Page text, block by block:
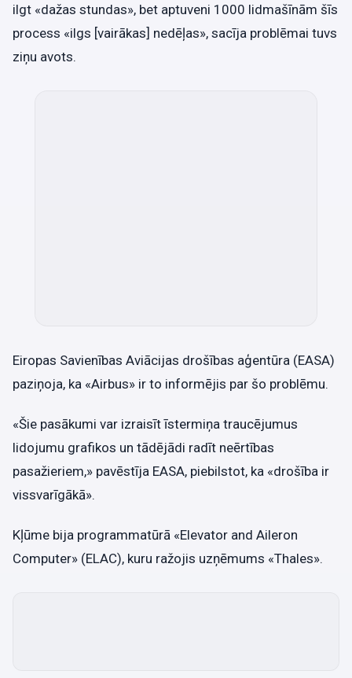
ilgt «dažas stundas», bet aptuveni 1000 lidmašīnām šīs
process «ilgs [vairākas] nedēļas», sacīja problēmai tuvs
ziņu avots.
Eiropas Savienības Aviācijas drošības aģentūra (EASA)
paziņoja, ka «Airbus» ir to informējis par šo problēmu.
«Šie pasākumi var izraisīt īstermiņa traucējumus
lidojumu grafikos un tādējādi radīt neērtības
pasažieriem,» pavēstīja EASA, piebilstot, ka «drošība ir
vissvarīgākā».
Kļūme bija programmatūrā «Elevator and Aileron
Computer» (ELAC), kuru ražojis uzņēmums «Thales».